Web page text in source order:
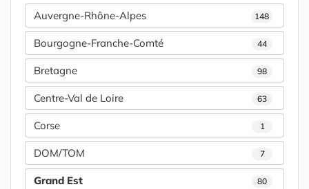
Auvergne-Rhône-Alpes 148
Bourgogne-Franche-Comté 44
Bretagne 98
Centre-Val de Loire 63
Corse 1
DOM/TOM 7
Grand Est 80